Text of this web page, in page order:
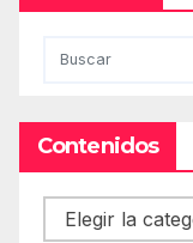
Contenidos
Contenidos